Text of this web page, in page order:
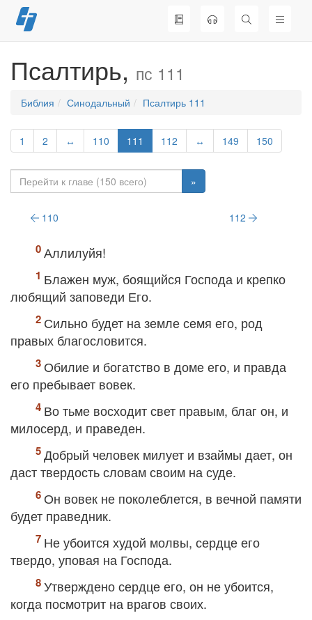
Перейти
к
Псалтирь, пс 111
Библия Синодальный Псалтирь 111
1 2 ↔ 110 111 112 ↔ 149 150
»
110 112
Аллилуйя!
Блажен муж, боящийся Господа и крепко
любящий заповеди Его.
Сильно будет на земле семя его, род
правых благословится.
Обилие и богатство в доме его, и правда
его пребывает вовек.
Во тьме восходит свет правым, благ он, и
милосерд, и праведен.
Добрый человек милует и взаймы дает, он
даст твердость словам своим на суде.
Он вовек не поколеблется, в вечной памяти
будет праведник.
Не убоится худой молвы, сердце его
твердо, уповая на Господа.
Утверждено сердце его, он не убоится,
когда посмотрит на врагов своих.